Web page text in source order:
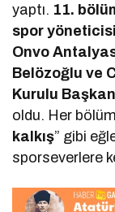
yaptı. 11.
spor
Onvo
Belözoğlu ve
Kurulu
oldu. Her
kalkış” gibi
sporseverlere